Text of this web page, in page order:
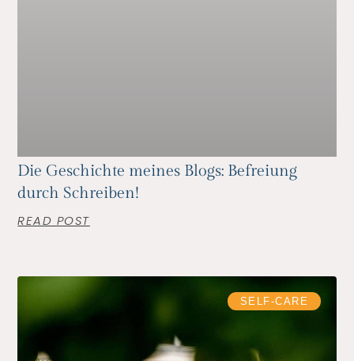
Die Geschichte meines Blogs: Befreiung
durch Schreiben!
READ POST
SELF-CARE